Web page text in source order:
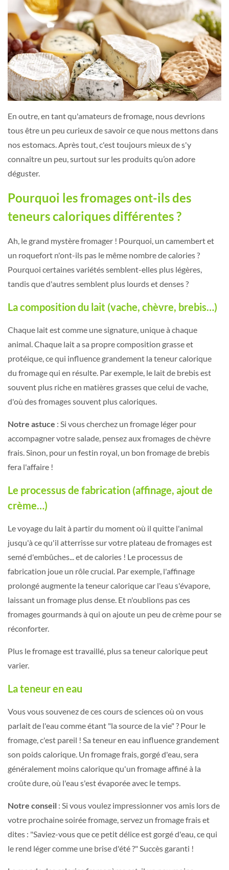
En outre, en tant qu'amateurs de fromage, nous devrions
tous être un peu curieux de savoir ce que nous mettons dans
nos estomacs. Après tout, c'est toujours mieux de s'y
connaître un peu, surtout sur les produits qu’on adore
déguster.
Pourquoi les fromages ont-ils des
teneurs caloriques différentes ?
Ah, le grand mystère fromager ! Pourquoi, un camembert et
un roquefort n'ont-ils pas le même nombre de calories ?
Pourquoi certaines variétés semblent-elles plus légères,
tandis que d'autres semblent plus lourds et denses ?
La composition du lait (vache, chèvre, brebis…)
Chaque lait est comme une signature, unique à chaque
animal. Chaque lait a sa propre composition grasse et
protéique, ce qui influence grandement la teneur calorique
du fromage qui en résulte. Par exemple, le lait de brebis est
souvent plus riche en matières grasses que celui de vache,
d'où des fromages souvent plus caloriques.
Notre astuce : Si vous cherchez un fromage léger pour
accompagner votre salade, pensez aux fromages de chèvre
frais. Sinon, pour un festin royal, un bon fromage de brebis
fera l'affaire !
Le processus de fabrication (affinage, ajout de
crème…)
Le voyage du lait à partir du moment où il quitte l'animal
jusqu'à ce qu'il atterrisse sur votre plateau de fromages est
semé d'embûches... et de calories ! Le processus de
fabrication joue un rôle crucial. Par exemple, l'affinage
prolongé augmente la teneur calorique car l'eau s'évapore,
laissant un fromage plus dense. Et n'oublions pas ces
fromages gourmands à qui on ajoute un peu de crème pour se
réconforter.
Plus le fromage est travaillé, plus sa teneur calorique peut
varier.
La teneur en eau
Vous vous souvenez de ces cours de sciences où on vous
parlait de l'eau comme étant "la source de la vie" ? Pour le
fromage, c'est pareil ! Sa teneur en eau influence grandement
son poids calorique. Un fromage frais, gorgé d'eau, sera
généralement moins calorique qu'un fromage affiné à la
croûte dure, où l'eau s'est évaporée avec le temps.
Notre conseil : Si vous voulez impressionner vos amis lors de
votre prochaine soirée fromage, servez un fromage frais et
dites : "Saviez-vous que ce petit délice est gorgé d'eau, ce qui
le rend léger comme une brise d'été ?" Succès garanti !